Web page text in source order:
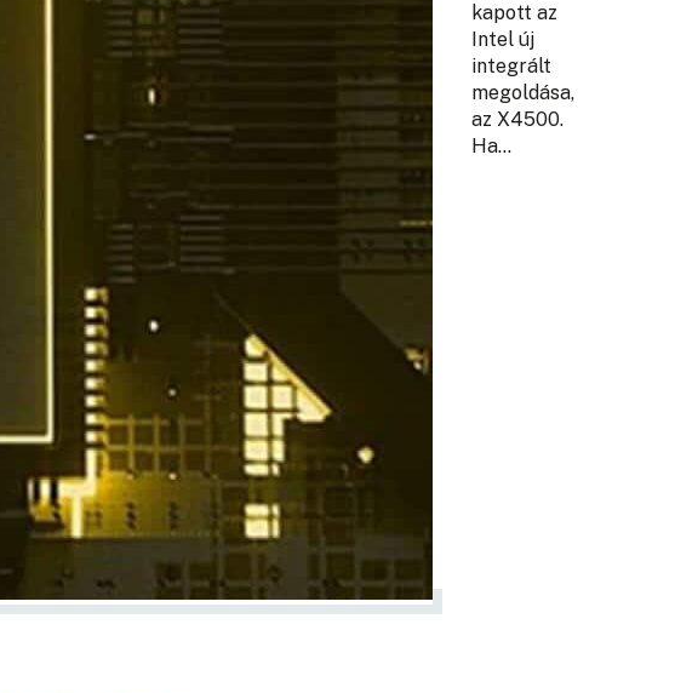
kapott az
Intel új
integrált
megoldása,
az X4500.
Ha…